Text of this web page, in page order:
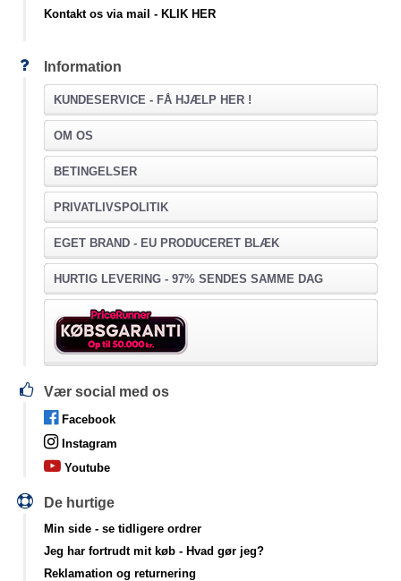
Kontakt os via mail - KLIK HER
Information
KUNDESERVICE - FÅ HJÆLP HER !
OM OS
BETINGELSER
PRIVATLIVSPOLITIK
EGET BRAND - EU PRODUCERET BLÆK
HURTIG LEVERING - 97% SENDES SAMME DAG
Vær social med os
Facebook
Instagram
Youtube
De hurtige
Min side - se tidligere ordrer
Jeg har fortrudt mit køb - Hvad gør jeg?
Reklamation og returnering